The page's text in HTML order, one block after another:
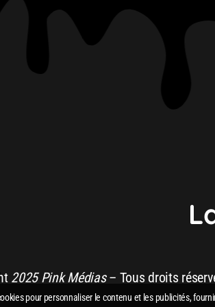
To Your Beautiful (Cages Remix)
2025 Pink Médias– Tous droits
pour personnaliser le contenu et les publicités,